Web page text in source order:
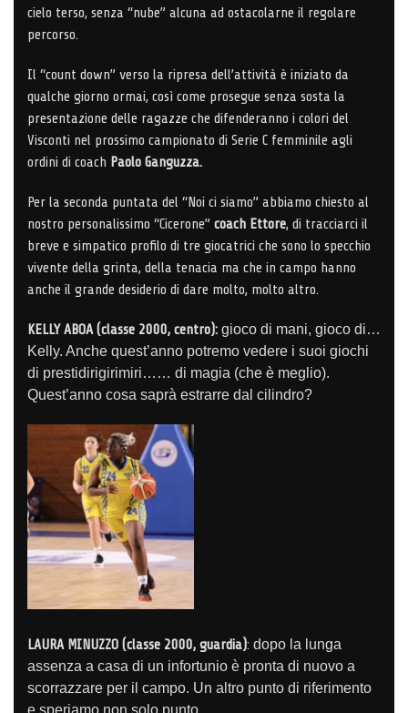
cielo terso, senza “nube” alcuna ad ostacolarne il regolare
percorso.
Il “count down” verso la ripresa dell’attività è iniziato da
qualche giorno ormai, così come prosegue senza sosta la
presentazione delle ragazze che difenderanno i colori del
Visconti nel prossimo campionato di Serie C femminile agli
ordini di coach Paolo Ganguzza.
Per la seconda puntata del “Noi ci siamo” abbiamo chiesto al
nostro personalissimo “Cicerone” coach Ettore, di tracciarci il
breve e simpatico profilo di tre giocatrici che sono lo specchio
vivente della grinta, della tenacia ma che in campo hanno
anche il grande desiderio di dare molto, molto altro.
KELLY ABOA (classe 2000, centro): gioco di mani, gioco di…
Kelly. Anche quest’anno potremo vedere i suoi giochi
di prestidirigirimiri…… di magia (che è meglio).
Quest’anno cosa saprà estrarre dal cilindro?
LAURA MINUZZO (classe 2000, guardia): dopo la lunga
assenza a casa di un infortunio è pronta di nuovo a
scorrazzare per il campo. Un altro punto di riferimento
e speriamo non solo punto…